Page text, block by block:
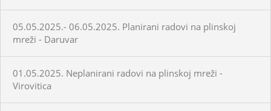
05.05.2025.- 06.05.2025. Planirani radovi na plinskoj
mreži - Daruvar
01.05.2025. Neplanirani radovi na plinskoj mreži -
Virovitica